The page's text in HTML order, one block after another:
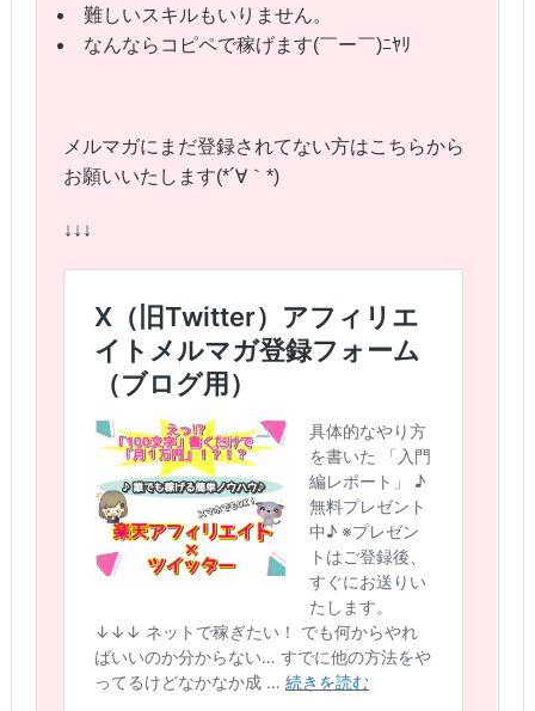
難しいスキルもいりません。
なんならコピペで稼げます(￣ー￣)ﾆﾔﾘ
メルマガにまだ登録されてない方はこちらから
お願いいたします(*´∀｀*)
↓↓↓